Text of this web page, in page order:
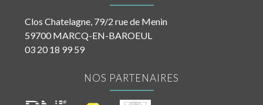
Clos Chatelagne, 79/2 rue de Menin
59700 MARCQ-EN-BAROEUL
03 20 18 99 59
NOS PARTENAIRES